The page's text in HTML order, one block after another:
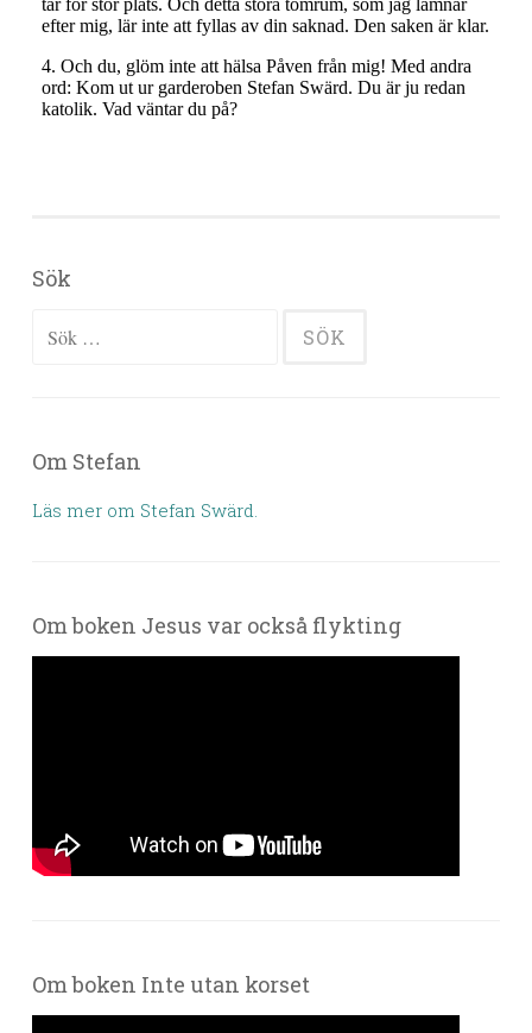
Sök
Sök efter:
Om Stefan
Läs mer om Stefan Swärd.
Om boken Jesus var också flykting
Om boken Inte utan korset